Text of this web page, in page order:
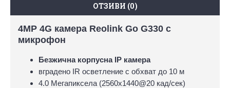
ОТЗИВИ (0)
4MP 4G камера Reolink Go G330 с
микрофон
Безжична корпусна IP камера
вградено IR осветление с обхват до 10 м
4.0 Мегапиксела (2560x1440@20 кад/сек)